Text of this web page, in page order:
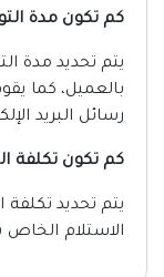
كم تكون مدة
يتم تحديد مدة
بالعميل، كما
رسائل البريد
كم تكون تكلفة
يتم تحديد
الاستلام